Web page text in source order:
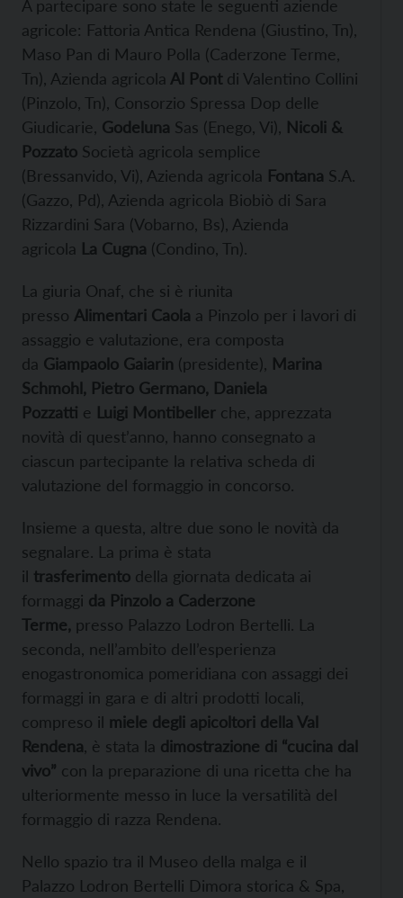
A partecipare sono state le seguenti aziende
agricole: Fattoria Antica Rendena (Giustino, Tn),
Maso Pan di Mauro Polla (Caderzone Terme,
Tn), Azienda agricola Al Pont di Valentino Collini
(Pinzolo, Tn), Consorzio Spressa Dop delle
Giudicarie, Godeluna Sas (Enego, Vi), Nicoli &
Pozzato Società agricola semplice
(Bressanvido, Vi), Azienda agricola Fontana S.A.
(Gazzo, Pd), Azienda agricola Biobiò di Sara
Rizzardini Sara (Vobarno, Bs), Azienda
agricola La Cugna (Condino, Tn).
La giuria Onaf, che si è riunita
presso Alimentari Caola a Pinzolo per i lavori di
assaggio e valutazione, era composta
da Giampaolo Gaiarin (presidente), Marina
Schmohl, Pietro Germano, Daniela
Pozzatti e Luigi Montibeller che, apprezzata
novità di quest’anno, hanno consegnato a
ciascun partecipante la relativa scheda di
valutazione del formaggio in concorso.
Insieme a questa, altre due sono le novità da
segnalare. La prima è stata
il trasferimento della giornata dedicata ai
formaggi da Pinzolo a Caderzone
Terme, presso Palazzo Lodron Bertelli. La
seconda, nell’ambito dell’esperienza
enogastronomica pomeridiana con assaggi dei
formaggi in gara e di altri prodotti locali,
compreso il miele degli apicoltori della Val
Rendena , è stata la dimostrazione di “cucina dal
vivo” con la preparazione di una ricetta che ha
ulteriormente messo in luce la versatilità del
formaggio di razza Rendena.
Nello spazio tra il Museo della malga e il
Palazzo Lodron Bertelli Dimora storica & Spa,